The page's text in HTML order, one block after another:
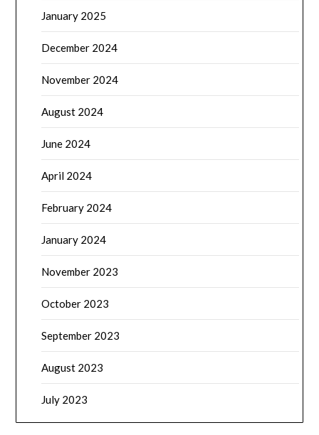
January 2025
December 2024
November 2024
August 2024
June 2024
April 2024
February 2024
January 2024
November 2023
October 2023
September 2023
August 2023
July 2023